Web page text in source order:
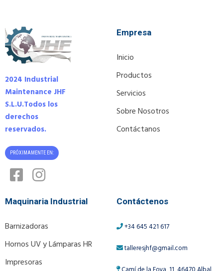
2024 Industrial
Maintenance JHF
S.L.U.Todos los
derechos
reservados.
PRÓXIMAMENTE EN:
Empresa
Inicio
Productos
Servicios
Sobre Nosotros
Contáctanos
Maquinaria Industrial
Barnizadoras
Hornos UV y Lámparas HR
Impresoras
Contáctenos
+34 645 421 617
talleresjhf@gmail.com